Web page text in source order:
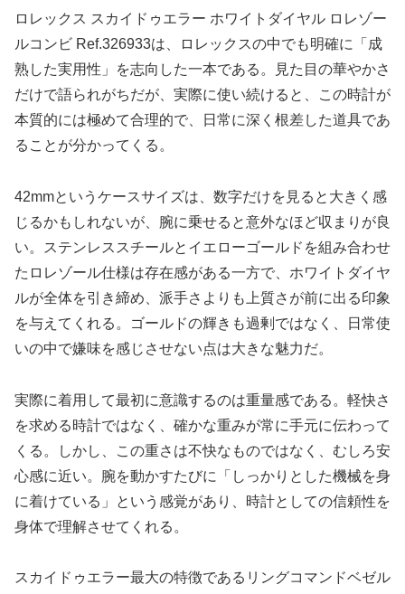
ロレックス スカイドゥエラー ホワイトダイヤル ロレゾー
ルコンビ Ref.326933は、ロレックスの中でも明確に「成
熟した実用性」を志向した一本である。見た目の華やかさ
だけで語られがちだが、実際に使い続けると、この時計が
本質的には極めて合理的で、日常に深く根差した道具であ
ることが分かってくる。
42mmというケースサイズは、数字だけを見ると大きく感
じるかもしれないが、腕に乗せると意外なほど収まりが良
い。ステンレススチールとイエローゴールドを組み合わせ
たロレゾール仕様は存在感がある一方で、ホワイトダイヤ
ルが全体を引き締め、派手さよりも上質さが前に出る印象
を与えてくれる。ゴールドの輝きも過剰ではなく、日常使
いの中で嫌味を感じさせない点は大きな魅力だ。
実際に着用して最初に意識するのは重量感である。軽快さ
を求める時計ではなく、確かな重みが常に手元に伝わって
くる。しかし、この重さは不快なものではなく、むしろ安
心感に近い。腕を動かすたびに「しっかりとした機械を身
に着けている」という感覚があり、時計としての信頼性を
身体で理解させてくれる。
スカイドゥエラー最大の特徴であるリングコマンドベゼル